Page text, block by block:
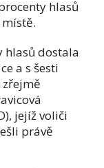
hlasů
hlasů dostala
a s šesti
zřejmě
jejíž voliči
právě